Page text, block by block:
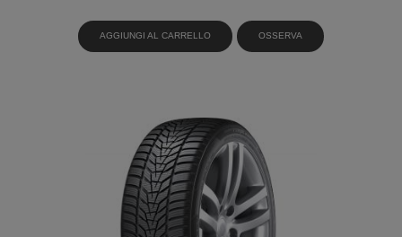
AGGIUNGI AL CARRELLO OSSERVA